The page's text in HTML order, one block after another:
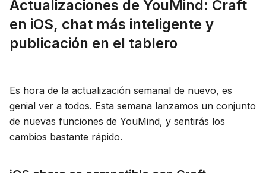
Casos de uso
Habilidades
Prompts
Precios
Actualizaciones de YouMind: Craft
en iOS, chat más inteligente y
publicación en el tablero
Es hora de la actualización semanal de nuevo, es
genial ver a todos. Esta semana lanzamos un conjunto
de nuevas funciones de YouMind, y sentirás los
cambios bastante rápido.